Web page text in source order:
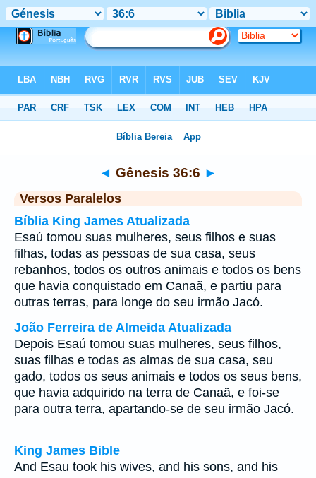
◄ Gênesis 36:6 ►
Versos Paralelos
Bíblia King James Atualizada
Esaú tomou suas mulheres, seus filhos e suas
filhas, todas as pessoas de sua casa, seus
rebanhos, todos os outros animais e todos os bens
que havia conquistado em Canaã, e partiu para
outras terras, para longe do seu irmão Jacó.
João Ferreira de Almeida Atualizada
Depois Esaú tomou suas mulheres, seus filhos,
suas filhas e todas as almas de sua casa, seu
gado, todos os seus animais e todos os seus bens,
que havia adquirido na terra de Canaã, e foi-se
para outra terra, apartando-se de seu irmão Jacó.
King James Bible
And Esau took his wives, and his sons, and his